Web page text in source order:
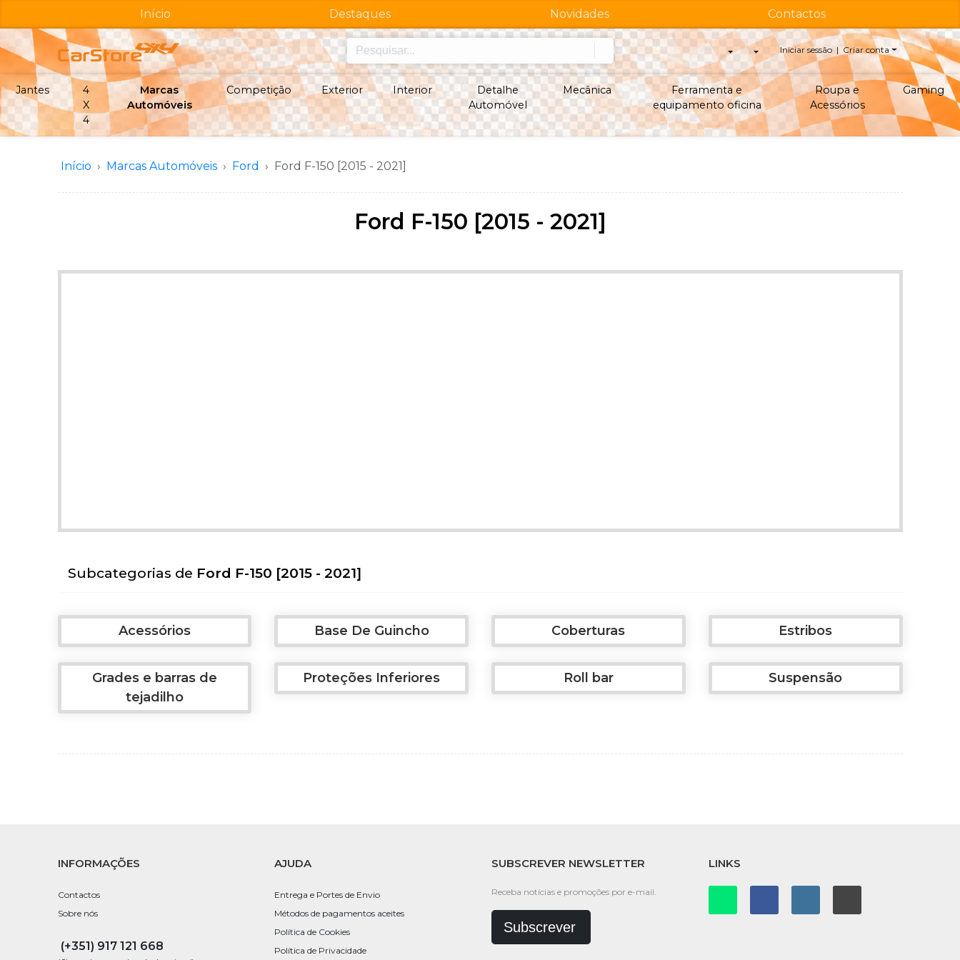
Início Destaques Novidades Contactos
Iniciar sessão | Criar conta
Jantes
4
X
4
Marcas
Automóveis
Competição Exterior Interior
Detalhe
Automóvel
Mecânica
Ferramenta e
equipamento oficina
Roupa e
Acessórios
Gaming
Início Marcas Automóveis Ford Ford F-150 [2015 - 2021]
Ford F-150 [2015 - 2021]
Subcategorias de Ford F-150 [2015 - 2021]
Acessórios Base De Guincho Coberturas Estribos
Grades e barras de
tejadilho
Proteções Inferiores Roll bar Suspensão
INFORMAÇÕES
Contactos
Sobre nós
(+351) 917 121 668
AJUDA
Entrega e Portes de Envio
Métodos de pagamentos aceites
Política de Cookies
Política de Privacidade
SUBSCREVER NEWSLETTER
Receba notícias e promoções por e-mail.
Subscrever
LINKS